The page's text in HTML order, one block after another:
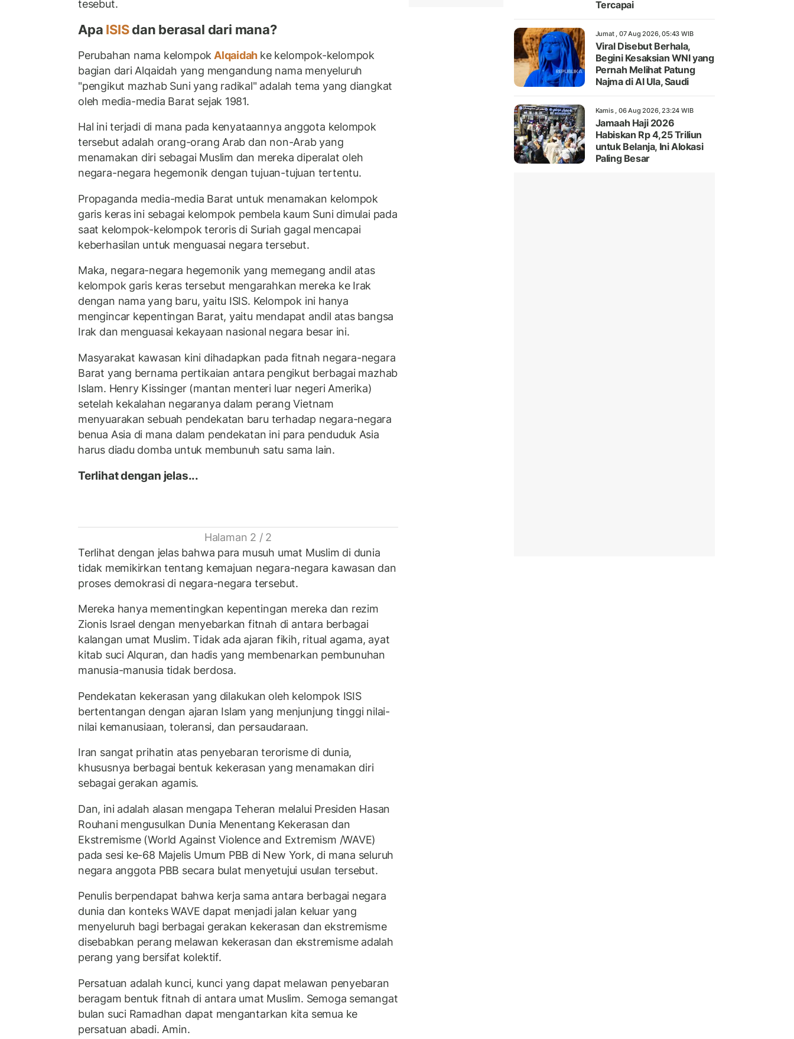
tesebut.
Apa ISISdan berasal dari mana?
Perubahan nama kelompok Alqaidah ke kelompok-kelompok
bagian dari Alqaidah yang mengandung nama menyeluruh
"pengikut mazhab Suni yang radikal" adalah tema yang diangkat
oleh media-media Barat sejak 1981.
Hal ini terjadi di mana pada kenyataannya anggota kelompok
tersebut adalah orang-orang Arab dan non-Arab yang
menamakan diri sebagai Muslim dan mereka diperalat oleh
negara-negara hegemonik dengan tujuan-tujuan tertentu.
Propaganda media-media Barat untuk menamakan kelompok
garis keras ini sebagai kelompok pembela kaum Suni dimulai pada
saat kelompok-kelompok teroris di Suriah gagal mencapai
keberhasilan untuk menguasai negara tersebut.
Maka, negara-negara hegemonik yang memegang andil atas
kelompok garis keras tersebut mengarahkan mereka ke Irak
dengan nama yang baru, yaitu ISIS. Kelompok ini hanya
mengincar kepentingan Barat, yaitu mendapat andil atas bangsa
Irak dan menguasai kekayaan nasional negara besar ini.
Masyarakat kawasan kini dihadapkan pada fitnah negara-negara
Barat yang bernama pertikaian antara pengikut berbagai mazhab
Islam. Henry Kissinger (mantan menteri luar negeri Amerika)
setelah kekalahan negaranya dalam perang Vietnam
menyuarakan sebuah pendekatan baru terhadap negara-negara
benua Asia di mana dalam pendekatan ini para penduduk Asia
harus diadu domba untuk membunuh satu sama lain.
Terlihat dengan jelas...
Halaman 2 / 2
Terlihat dengan jelas bahwa para musuh umat Muslim di dunia
tidak memikirkan tentang kemajuan negara-negara kawasan dan
proses demokrasi di negara-negara tersebut.
Mereka hanya mementingkan kepentingan mereka dan rezim
Zionis Israel dengan menyebarkan fitnah di antara berbagai
kalangan umat Muslim. Tidak ada ajaran fikih, ritual agama, ayat
kitab suci Alquran, dan hadis yang membenarkan pembunuhan
manusia-manusia tidak berdosa.
Pendekatan kekerasan yang dilakukan oleh kelompok ISIS
bertentangan dengan ajaran Islam yang menjunjung tinggi nilai-
nilai kemanusiaan, toleransi, dan persaudaraan.
Iran sangat prihatin atas penyebaran terorisme di dunia,
khususnya berbagai bentuk kekerasan yang menamakan diri
sebagai gerakan agamis.
Dan, ini adalah alasan mengapa Teheran melalui Presiden Hasan
Rouhani mengusulkan Dunia Menentang Kekerasan dan
Ekstremisme (World Against Violence and Extremism /WAVE)
pada sesi ke-68 Majelis Umum PBB di New York, di mana seluruh
negara anggota PBB secara bulat menyetujui usulan tersebut.
Penulis berpendapat bahwa kerja sama antara berbagai negara
dunia dan konteks WAVE dapat menjadi jalan keluar yang
menyeluruh bagi berbagai gerakan kekerasan dan ekstremisme
disebabkan perang melawan kekerasan dan ekstremisme adalah
perang yang bersifat kolektif.
Persatuan adalah kunci, kunci yang dapat melawan penyebaran
beragam bentuk fitnah di antara umat Muslim. Semoga semangat
bulan suci Ramadhan dapat mengantarkan kita semua ke
persatuan abadi. Amin.
Tercapai
Jumat , 07 Aug 2026, 05:43 WIB
Viral Disebut Berhala,
Begini Kesaksian WNI yang
Pernah Melihat Patung
Najma di Al Ula, Saudi
Kamis , 06 Aug 2026, 23:24 WIB
Jamaah Haji 2026
Habiskan Rp 4,25 Triliun
untuk Belanja, Ini Alokasi
Paling Besar